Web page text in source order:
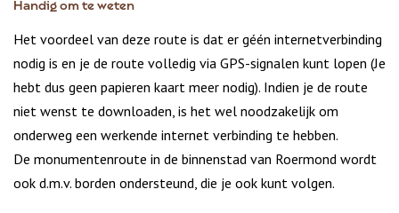
Handig om te weten
Het voordeel van deze route is dat er géén internetverbinding
nodig is en je de route volledig via GPS-signalen kunt lopen (Je
hebt dus geen papieren kaart meer nodig). Indien je de route
niet wenst te downloaden, is het wel noodzakelijk om
onderweg een werkende internet verbinding te hebben.
De monumentenroute in de binnenstad van Roermond wordt
ook d.m.v. borden ondersteund, die je ook kunt volgen.